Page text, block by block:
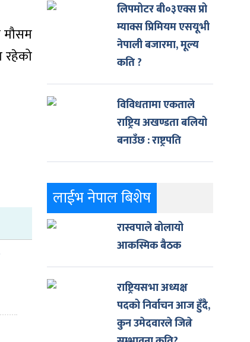
मौसम
रहेको
लिपमोटर बी०३एक्स प्रो
म्याक्स प्रिमियम एसयूभी
नेपाली बजारमा, मूल्य
कति ?
विविधतामा एकताले
राष्ट्रिय अखण्डता बलियो
बनाउँछ : राष्ट्रपति
लाईभ नेपाल बिशेष
रास्वपाले बोलायो
आकस्मिक बैठक
राष्ट्रियसभा अध्यक्ष
पदको निर्वाचन आज हुँदै,
कुन उमेदवारले जित्ने